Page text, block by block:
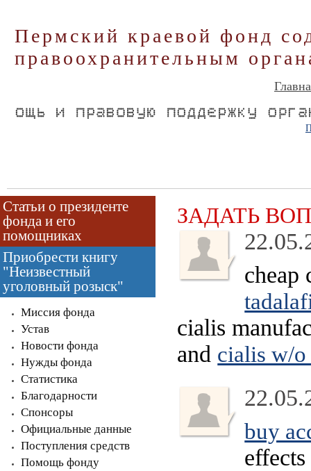
Пермский краевой фонд
правоохранительным
Статьи о президенте
фонда и его
помощниках
Приобрести книгу
"Неизвестный
уголовный розыск"
Миссия фонда
Устав
Новости фонда
Нужды фонда
Статистика
Благодарности
Спонсоры
Официальные данные
Поступления средств
Помощь фонду
ЗАДАТЬ
cheap
cialis
and cialis w/
buy